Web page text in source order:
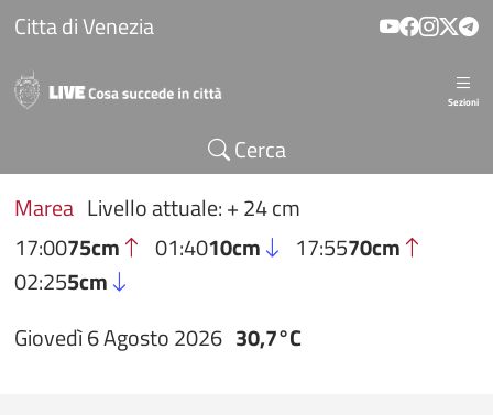
Salta al contenuto principale
Citta di Venezia
Sezioni
Cerca
Marea Livello attuale: + 24 cm
17:0075cm 01:4010cm 17:5570cm
02:255cm
Giovedì 6 Agosto 2026 30,7°C